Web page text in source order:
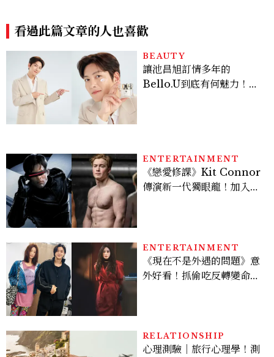
看過此篇文章的人也喜歡
BEAUTY
讓池昌旭訂情多年的
Bello.U到底有何魅力！揭
ENTERTAINMENT
《戀愛修課》Kit Connor
傳演新一代獨眼龍！加入新
ENTERTAINMENT
《現在不是外遇的問題》意
外好看！抓偷吃反轉變命
看點懶人包
RELATIONSHIP
心理測驗｜旅行心理學！測